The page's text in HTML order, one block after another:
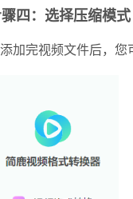
四：选择压缩模式
加完视频文件后，您